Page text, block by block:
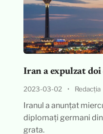
Iran a expulzat
2023-03-02 • Redacția
Iranul a anunțat
diplomați germani
grata.